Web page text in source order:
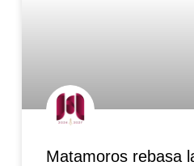
Matamoros rebasa